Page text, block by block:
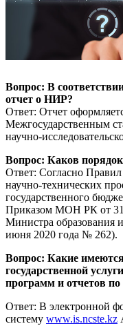
Вопрос: В
отчет о НИР?
Ответ: Отчет
Межгосударственным
научно-
Вопрос: Каков
Ответ: Согласно Правил
научно-технических
государственного
Приказом МОН РК от 31
Министра образования
июня 2020 года № 262).
Вопрос: Какие
государственной
программ и отчетов
Ответ: В электронной
систему www.is.ncste.kz